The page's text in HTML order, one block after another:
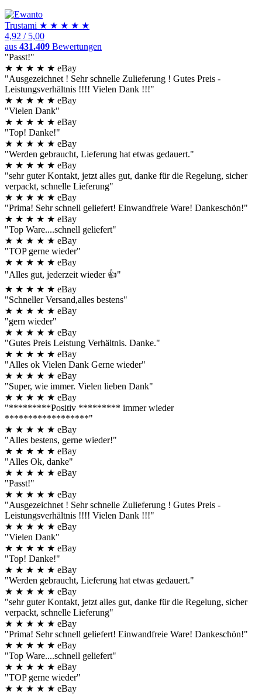
Trustami ★ ★ ★ ★ ★
4,92 / 5,00
aus 431.409 Bewertungen
"Passt!"
★ ★ ★ ★ ★ eBay
"Ausgezeichnet ! Sehr schnelle Zulieferung ! Gutes Preis -
Leistungsverhältnis !!!! Vielen Dank !!!"
★ ★ ★ ★ ★ eBay
"Vielen Dank"
★ ★ ★ ★ ★ eBay
"Top! Danke!"
★ ★ ★ ★ ★ eBay
"Werden gebraucht, Lieferung hat etwas gedauert."
★ ★ ★ ★ ★ eBay
"sehr guter Kontakt, jetzt alles gut, danke für die Regelung, sicher
verpackt, schnelle Lieferung"
★ ★ ★ ★ ★ eBay
"Prima! Sehr schnell geliefert! Einwandfreie Ware! Dankeschön!"
★ ★ ★ ★ ★ eBay
"Top Ware....schnell geliefert"
★ ★ ★ ★ ★ eBay
"TOP gerne wieder"
★ ★ ★ ★ ★ eBay
"Alles gut, jederzeit wieder 👍"
★ ★ ★ ★ ★ eBay
"Schneller Versand,alles bestens"
★ ★ ★ ★ ★ eBay
"gern wieder"
★ ★ ★ ★ ★ eBay
"Gutes Preis Leistung Verhältnis. Danke."
★ ★ ★ ★ ★ eBay
"Alles ok Vielen Dank Gerne wieder"
★ ★ ★ ★ ★ eBay
"Super, wie immer. Vielen lieben Dank"
★ ★ ★ ★ ★ eBay
"*********Positiv ********* immer wieder
******************"
★ ★ ★ ★ ★ eBay
"Alles bestens, gerne wieder!"
★ ★ ★ ★ ★ eBay
"Alles Ok, danke"
★ ★ ★ ★ ★ eBay
"Passt!"
★ ★ ★ ★ ★ eBay
"Ausgezeichnet ! Sehr schnelle Zulieferung ! Gutes Preis -
Leistungsverhältnis !!!! Vielen Dank !!!"
★ ★ ★ ★ ★ eBay
"Vielen Dank"
★ ★ ★ ★ ★ eBay
"Top! Danke!"
★ ★ ★ ★ ★ eBay
"Werden gebraucht, Lieferung hat etwas gedauert."
★ ★ ★ ★ ★ eBay
"sehr guter Kontakt, jetzt alles gut, danke für die Regelung, sicher
verpackt, schnelle Lieferung"
★ ★ ★ ★ ★ eBay
"Prima! Sehr schnell geliefert! Einwandfreie Ware! Dankeschön!"
★ ★ ★ ★ ★ eBay
"Top Ware....schnell geliefert"
★ ★ ★ ★ ★ eBay
"TOP gerne wieder"
★ ★ ★ ★ ★ eBay